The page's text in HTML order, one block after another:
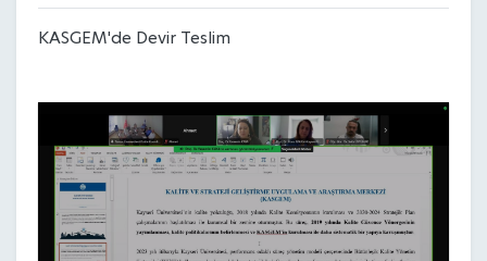
KASGEM'de Devir Teslim